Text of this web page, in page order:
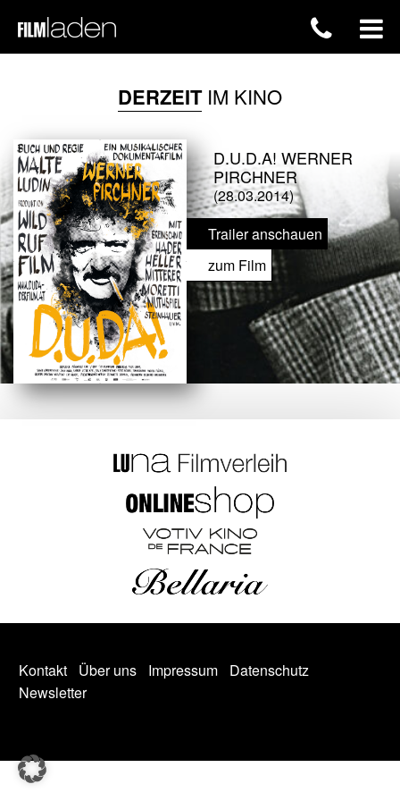
DERZEITIM KINO
D.U.D.A! WERNER
PIRCHNER
(28.03.2014)
Trailer anschauen
zum Film
Kontakt Über uns Impressum
Datenschutz
Newsletter